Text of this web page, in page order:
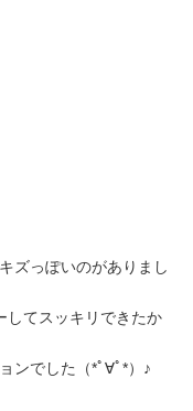
ズっぽいのがありまし
してスッキリできたか
ンでした（*ﾟ∀ﾟ*）♪